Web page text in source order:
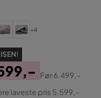
+4
Før6.499,-
laveste pris 5.599,-